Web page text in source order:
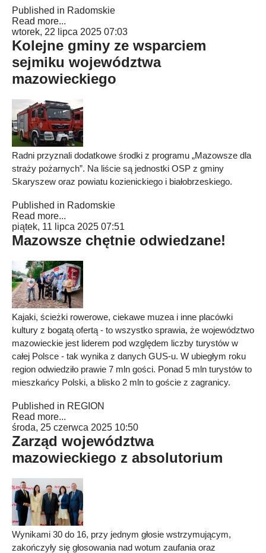
Published in Radomskie
Read more...
wtorek, 22 lipca 2025 07:03
Kolejne gminy ze wsparciem
sejmiku województwa
mazowieckiego
Radni przyznali dodatkowe środki z programu „Mazowsze dla
straży pożarnych”. Na liście są jednostki OSP z gminy
Skaryszew oraz powiatu kozienickiego i białobrzeskiego.
Published in Radomskie
Read more...
piątek, 11 lipca 2025 07:51
Mazowsze chętnie odwiedzane!
Kajaki, ścieżki rowerowe, ciekawe muzea i inne placówki
kultury z bogatą ofertą - to wszystko sprawia, że województwo
mazowieckie jest liderem pod względem liczby turystów w
całej Polsce - tak wynika z danych GUS-u. W ubiegłym roku
region odwiedziło prawie 7 mln gości. Ponad 5 mln turystów to
mieszkańcy Polski, a blisko 2 mln to goście z zagranicy.
Published in REGION
Read more...
środa, 25 czerwca 2025 10:50
Zarząd województwa
mazowieckiego z absolutorium
Wynikami 30 do 16, przy jednym głosie wstrzymującym,
zakończyły się głosowania nad wotum zaufania oraz